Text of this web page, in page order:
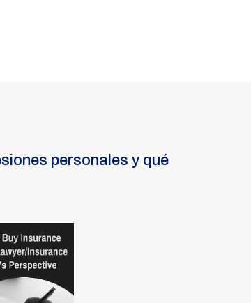
personales y qué